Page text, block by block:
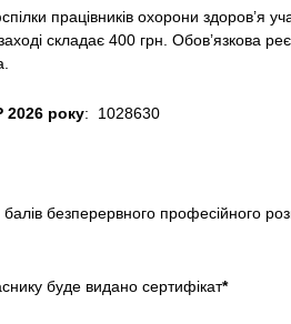
працівників охорони здоров’я
складає 400 грн. Обов’язкова
2026 року: 1028630
безперервного професійного
буде видано сертифікат*